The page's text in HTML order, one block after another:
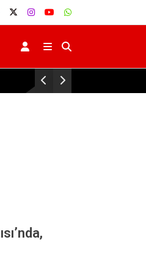
Yerköy Devlet Hastanesi’nde